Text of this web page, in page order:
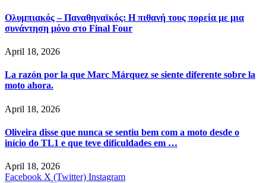
Ολυμπιακός – Παναθηναϊκός: Η πιθανή τους πορεία με μια
συνάντηση μόνο στο Final Four
April 18, 2026
La razón por la que Marc Márquez se siente diferente sobre la
moto ahora.
April 18, 2026
Oliveira disse que nunca se sentiu bem com a moto desde o
início do TL1 e que teve dificuldades em …
April 18, 2026
Facebook X (Twitter) Instagram